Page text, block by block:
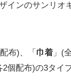
インのサンリオ
布)、「 巾着 」(
2個配布)の3タイ